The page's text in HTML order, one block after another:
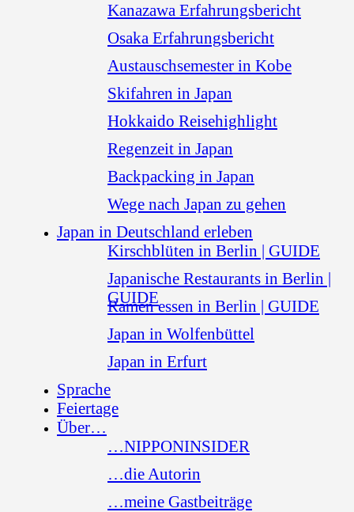
Kanazawa Erfahrungsbericht
Osaka Erfahrungsbericht
Austauschsemester in Kobe
Skifahren in Japan
Hokkaido Reisehighlight
Regenzeit in Japan
Backpacking in Japan
Wege nach Japan zu gehen
Japan in Deutschland erleben
Kirschblüten in Berlin | GUIDE
Japanische Restaurants in Berlin |
GUIDE
Ramen essen in Berlin | GUIDE
Japan in Wolfenbüttel
Japan in Erfurt
Sprache
Feiertage
Über…
…NIPPONINSIDER
…die Autorin
…meine Gastbeiträge